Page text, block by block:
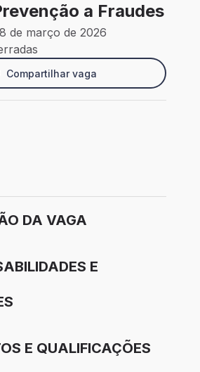
a Fraudes
de março de 2026
Compartilhar vaga
Pereiro - CE
Híbrido
DA VAGA
E
E QUALIFICAÇÕES